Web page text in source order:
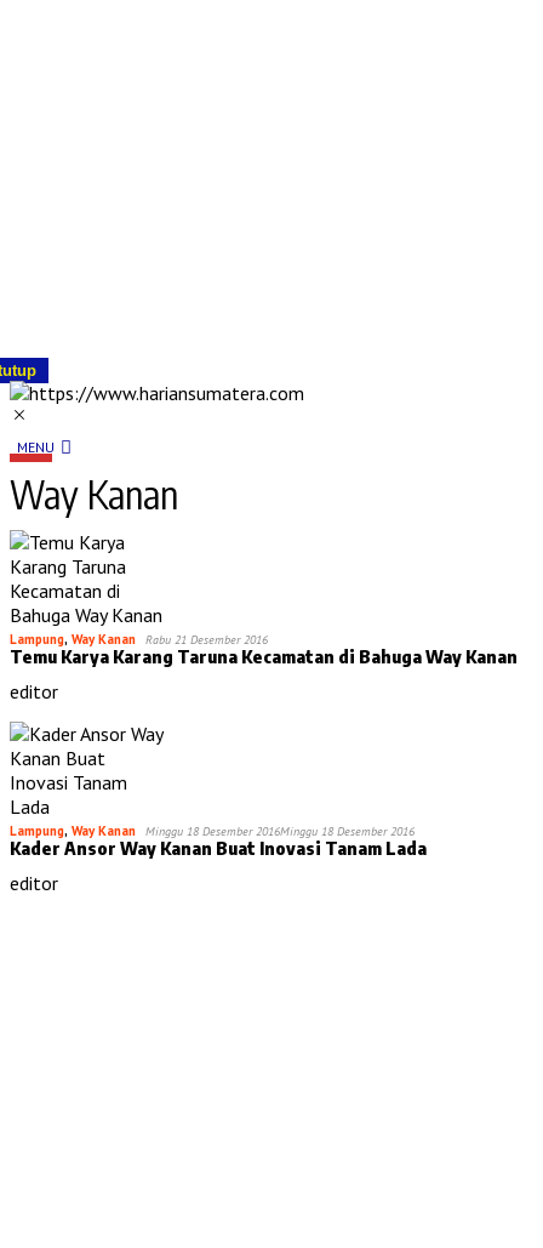
MENU
Way Kanan
Lampung, Way Kanan Rabu 21 Desember 2016
Temu Karya Karang Taruna Kecamatan di Bahuga Way Kanan
editor
Lampung, Way Kanan Minggu 18 Desember 2016Minggu 18 Desember 2016
Kader Ansor Way Kanan Buat Inovasi Tanam Lada
editor